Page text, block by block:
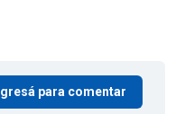
para comentar